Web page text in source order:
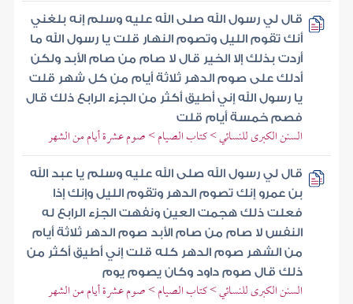
قال لي رسول الله صلى الله عليه وسلم إنه بلغني
أنك تقوم الليل وتصوم النهار قلت يا رسول الله ما
أردت بذلك إلا الخير قال لا صام من صام الأبد ولكن
أدلك على صوم الدهر ثلاثة أيام من كل شهر قلت
يا رسول الله إني أطيق أكثر من الجزء الرابع ذلك قال
فصم خمسة أيام قلت
السنن الكبرى للنسائي > كتاب الصيام > صوم عشرة أيام من الشهر
قال لي رسول الله صلى الله عليه وسلم يا عبد الله
بن عمرو إنك تصوم الدهر وتقوم الليل وإنك إذا
فعلت ذلك هجمت العين ونفهت الجزء الرابع له
النفس لا صام من صام الأبد صوم الدهر ثلاثة أيام
من الشهر صوم الدهر كله قلت إني أطيق أكثر من
ذلك قال صوم داود وكان يصوم يوم
السنن الكبرى للنسائي > كتاب الصيام > صوم عشرة أيام من الشهر